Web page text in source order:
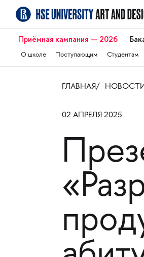
Приёмная кампания — 2026
О школе Поступающим Студентам
ГЛАВНАЯ
02 АПРЕЛЯ 2025